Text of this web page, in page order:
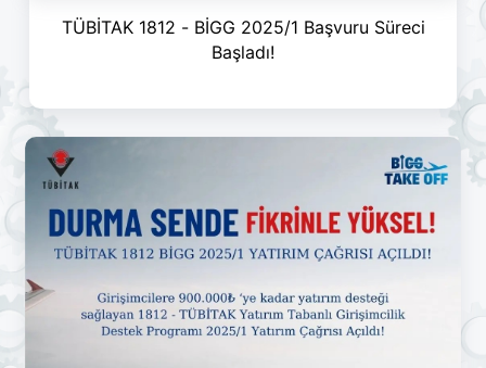
TÜBİTAK 1812 - BİGG 2025/1 Başvuru Süreci
Başladı!